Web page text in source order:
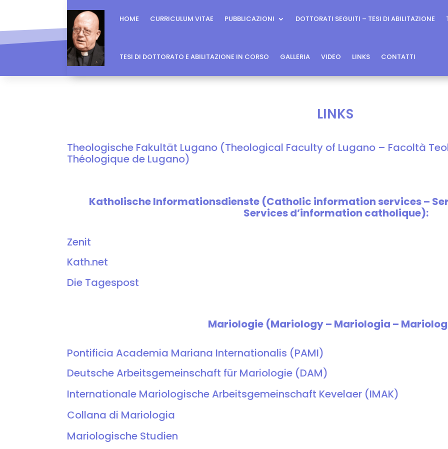
HOME CURRICULUM VITAE PUBBLICAZIONI DOTTORATI SEGUITI – TESI DI ABILITAZIONE
TESI DI DOTTORATO E ABILITAZIONE IN CORSO GALLERIA VIDEO LINKS CONTATTI
LINKS
Theologische Fakultät Lugano (Theological Faculty of Lugano – Facoltà
Théologique de Lugano)
Katholische Informationsdienste (Catholic information services –
Services d’information catholique):
Zenit
Kath.net
Die Tagespost
Mariologie (Mariology – Mariologia –
Pontificia Academia Mariana Internationalis (PAMI)
Deutsche Arbeitsgemeinschaft für Mariologie (DAM)
Internationale Mariologische Arbeitsgemeinschaft Kevelaer (IMAK)
Collana di Mariologia
Mariologische Studien